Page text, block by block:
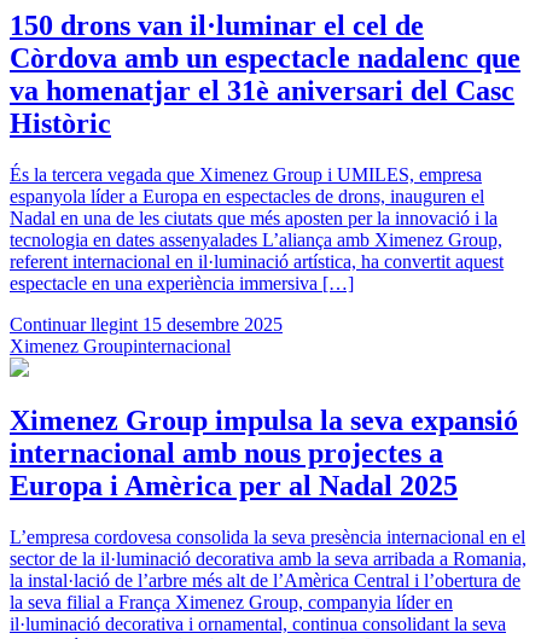
150 drons van il·luminar el cel de
Còrdova amb un espectacle nadalenc que
va homenatjar el 31è aniversari del Casc
Històric
És la tercera vegada que Ximenez Group i UMILES, empresa
espanyola líder a Europa en espectacles de drons, inauguren el
Nadal en una de les ciutats que més aposten per la innovació i la
tecnologia en dates assenyalades L’aliança amb Ximenez Group,
referent internacional en il·luminació artística, ha convertit aquest
espectacle en una experiència immersiva […]
Continuar llegint 15 desembre 2025
Ximenez Groupinternacional
Ximenez Group impulsa la seva expansió
internacional amb nous projectes a
Europa i Amèrica per al Nadal 2025
L’empresa cordovesa consolida la seva presència internacional en el
sector de la il·luminació decorativa amb la seva arribada a Romania,
la instal·lació de l’arbre més alt de l’Amèrica Central i l’obertura de
la seva filial a França Ximenez Group, companyia líder en
il·luminació decorativa i ornamental, continua consolidant la seva